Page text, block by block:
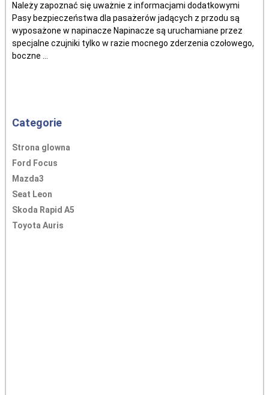
Należy zapoznać się uważnie z informacjami dodatkowymi
Pasy bezpieczeństwa dla pasażerów jadących z przodu są
wyposażone w napinacze Napinacze są uruchamiane przez
specjalne czujniki tylko w razie mocnego zderzenia czołowego,
boczne ...
Categorie
Strona glowna
Ford Focus
Mazda3
Seat Leon
Skoda Rapid A5
Toyota Auris